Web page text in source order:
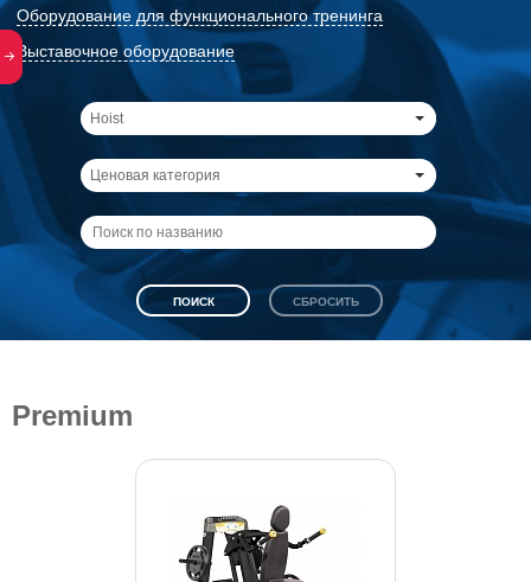
Оборудование для функционального тренинга
Выставочное оборудование
Hoist
Ценовая категория
Premium